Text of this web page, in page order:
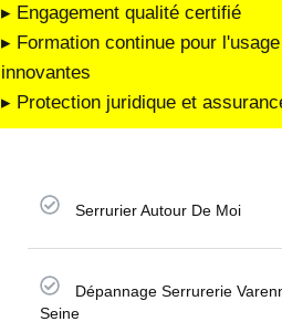
▸ Engagement qualité certifié
▸ Formation continue pour
innovantes
▸ Protection juridique et
Serrurier Autour De Moi
Dépannage Serrurerie
Seine